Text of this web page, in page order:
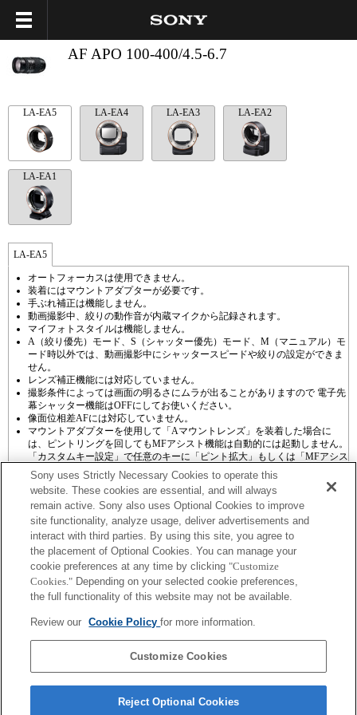
AF APO 100-400/4.5-6.7
LA-EA5 LA-EA4 LA-EA3 LA-EA2
LA-EA1
LA-EA5
オートフォーカスは使用できません。
装着にはマウントアダプターが必要です。
手ぶれ補正は機能しません。
動画撮影中、絞りの動作音が内蔵マイクから記録されます。
マイフォトスタイルは機能しません。
A（絞り優先）モード、S（シャッター優先）モード、M（マニュアル）モ
ード時以外では、動画撮影中にシャッタースピードや絞りの設定ができま
せん。
レンズ補正機能には対応していません。
撮影条件によっては画面の明るさにムラが出ることがありますので 電子先
幕シャッター機能はOFFにしてお使いください。
像面位相差AFには対応していません。
マウントアダプターを使用して「Aマウントレンズ」を装着した場合に
は、ピントリングを回してもMFアシスト機能は自動的には起動しません。
「カスタムキー設定」で任意のキーに「ピント拡大」もしくは「MFアシス
ト」機能を割り当てて使用してください
プレスリリース
ご利用条件
環境情報
クッキーポリシー
Sony uses Strictly Necessary Cookies to operate this
website. These cookies are essential, and will always
remain active. Sony also uses Optional Cookies to improve
site functionality, analyze usage, deliver advertisements and
interact with third parties. By using this site, you agree to
the placement of Optional Cookies. You can manage your
cookie preferences at any time by clicking "Customize
Cookies." Depending on your selected cookie preferences,
the full functionality of this website may not be available.
Review our Cookie Policyfor more information.
Customize Cookies
Reject Optional Cookies